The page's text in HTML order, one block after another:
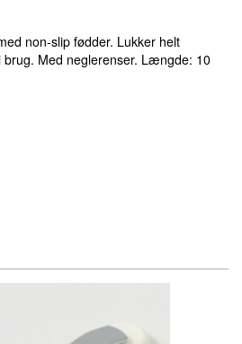
non-slip fødder. Lukker helt
Med neglerenser. Længde: 10